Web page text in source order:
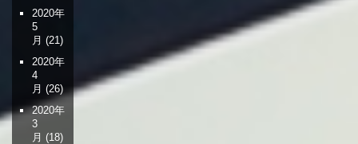
2020年
5
月 (21)
2020年
4
月 (26)
2020年
3
月 (18)